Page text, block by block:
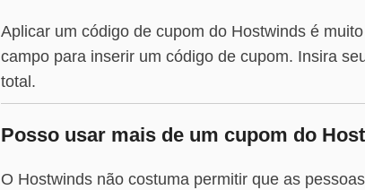
Aplicar um código de cupom do Hostwinds é
campo para inserir um código de cupom. Insira
total.
Posso usar mais de um cupom do
O Hostwinds não costuma permitir que as